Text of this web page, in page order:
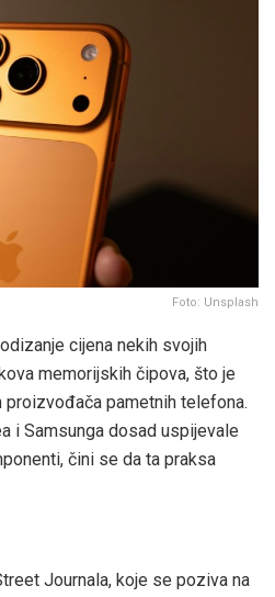
Foto: Unsplash
cijena nekih svojih
memorijskih čipova, što je
pametnih telefona.
i Samsunga dosad uspijevale
čini se da ta praksa
Journala, koje se poziva na